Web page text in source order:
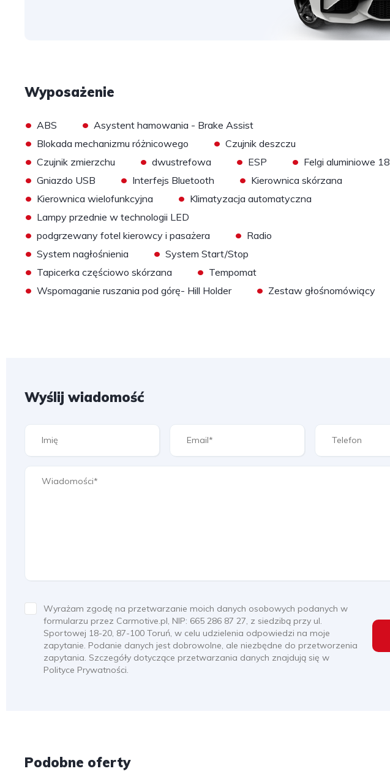
Wyposażenie
• ABS • Asystent hamowania - Brake Assist
• Blokada mechanizmu różnicowego • Czujnik deszczu
• Czujnik zmierzchu • dwustrefowa • ESP • Felgi aluminiowe 18
• Gniazdo USB • Interfejs Bluetooth • Kierownica skórzana
• Kierownica wielofunkcyjna • Klimatyzacja automatyczna
• Lampy przednie w technologii LED
• podgrzewany fotel kierowcy i pasażera • Radio
• System nagłośnienia • System Start/Stop
• Tapicerka częściowo skórzana • Tempomat
• Wspomaganie ruszania pod górę- Hill Holder • Zestaw głośnomówiący
Wyślij wiadomość
Wyrażam zgodę na przetwarzanie moich danych osobowych podanych w
formularzu przez Carmotive.pl, NIP: 665 286 87 27, z siedzibą przy ul.
Sportowej 18-20, 87-100 Toruń, w celu udzielenia odpowiedzi na moje
zapytanie. Podanie danych jest dobrowolne, ale niezbędne do przetworzenia
zapytania. Szczegóły dotyczące przetwarzania danych znajdują się w
Polityce Prywatności.
Podobne oferty